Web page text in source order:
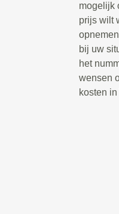
mogelijk
prijs wilt
bij uw
het
wensen
kosten